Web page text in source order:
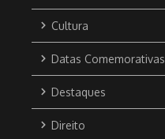
Cultura
Datas Comemorativas
Destaques
Direito